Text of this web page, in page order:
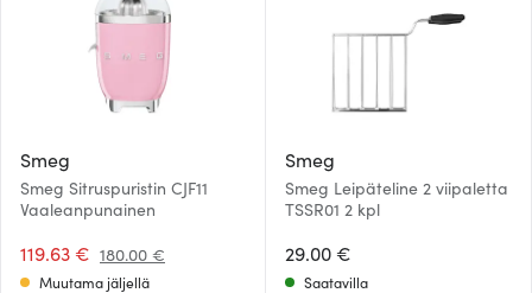
Smeg
Smeg Sitruspuristin CJF11
Vaaleanpunainen
119.63 € 180.00 €
Muutama jäljellä
Smeg
Smeg Leipäteline 2 viipaletta
TSSR01 2 kpl
29.00 €
Saatavilla